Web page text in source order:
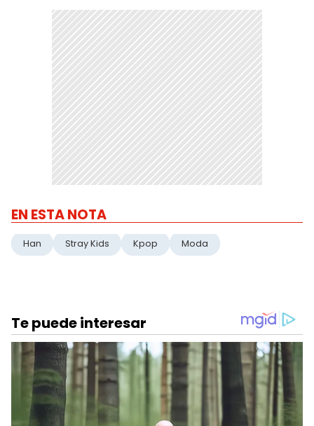
EN ESTA NOTA
Han Stray Kids Kpop Moda